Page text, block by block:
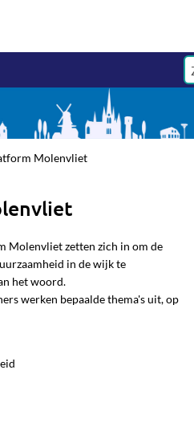
Molenvliet
Molenvliet zetten zich in om de
in de wijk te
het woord.
werken bepaalde thema's uit, op